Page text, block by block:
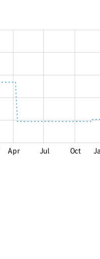
Apr Jul Oct